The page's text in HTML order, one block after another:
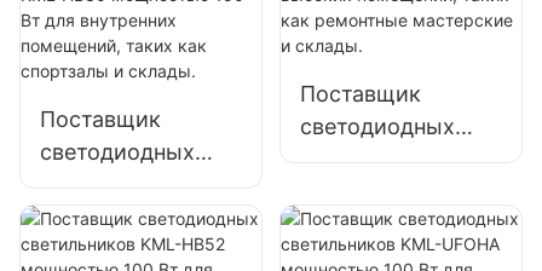
пролетов,
внутреннего
освещения
фабрик, складов и
т. д.
пролетов,
внутреннего
освещения
фабрик, складов и
Поставщик
светодиодных
промышленных и
шахтерских
светильников
Поставщик
светодиодных
светильников
мощностью 150
Вт для высоких